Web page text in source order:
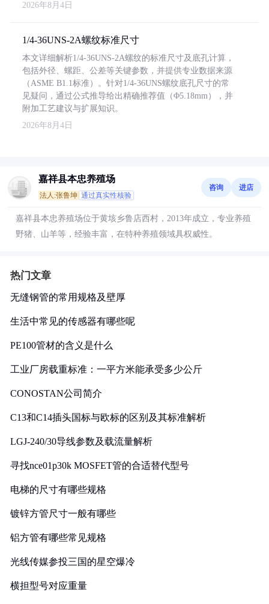
2026年8月4日
1/4-36UNS-2A螺纹标准尺寸
本文详细解析1/4-36UNS-2A螺纹的标准尺寸及底孔计算，
包括外径、螺距、公差等关键参数，并提供专业数据来源
（ASME B1.1标准）。针对1/4-36UNS螺纹底孔尺寸的常
见疑问，通过公式推导给出精确推荐值（Φ5.18mm），并
附加工艺建议与扩展知识。
2026年8月4日
嘉祥县本忠养殖场
法人:张鲁坤 通过真实性核验
咨询 进店
嘉祥县本忠养殖场位于黄垓乡鲁店西村，2013年成立，专业养殖
野猪、山羊等，经验丰富，在特种养殖领域具权威性。
热门文章
无缝钢管的常用规格及壁厚
生活中常见的传感器有哪些呢
PE100管材的含义是什么
工业厂房载重标准：一平方米能承受多少公斤
CONOSTAN公司简介
C13和C14插头国标与欧标的区别及其标准解析
LGJ-240/30导线参数及载流量解析
寻找nce01p30k MOSFET管的合适替代型号
电梯的尺寸有哪些规格
镀锌方管尺寸一般有哪些
铝方管有哪些常见规格
光线传媒参投三国的星空爆冷
横担型号对应重量